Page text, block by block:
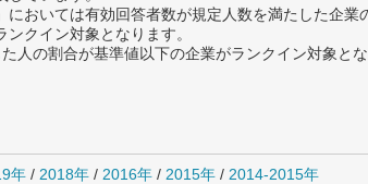
おいては有効回答者数が規定人数を満たした企業
クイン対象となります。
の割合が基準値以下の企業がランクイン対象とな
年 / 2018年 / 2016年 / 2015年 / 2014-2015年